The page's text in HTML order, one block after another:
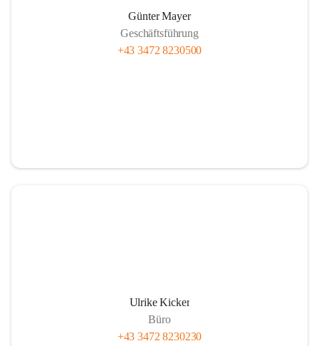
Günter Mayer
Geschäftsführung
+43 3472 8230500
Ulrike Kicker
Büro
+43 3472 8230230